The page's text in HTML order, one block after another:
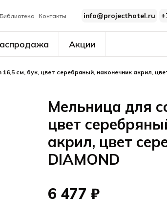
Библиотека Контакты info@projecthotel.ru
Акции
см, бук, цвет серебряный, наконечник акрил,
Мельница для
цвет
акрил, цвет
DIAMOND
6 477 ₽